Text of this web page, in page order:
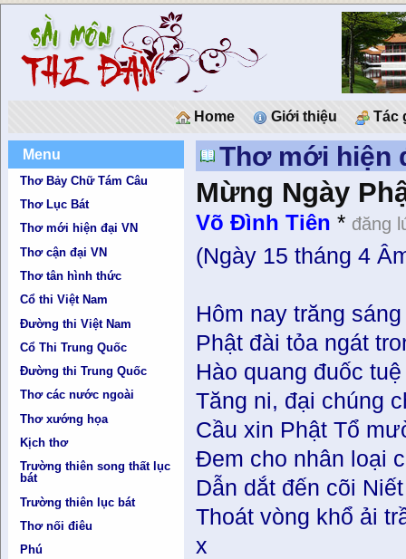
Home Giới thiệu Tác
Menu
Thơ Bảy Chữ Tám Câu
Thơ Lục Bát
Thơ mới hiện đại VN
Thơ cận đại VN
Thơ tân hình thức
Cổ thi Việt Nam
Đường thi Việt Nam
Cổ Thi Trung Quốc
Đường thi Trung Quốc
Thơ các nước ngoài
Thơ xướng họa
Kịch thơ
Trường thiên song thất lục
bát
Trường thiên lục bát
Thơ nối điêu
Phú
Thơ mới hiện
Mừng Ngày
Võ Đình Tiên * đăng
(Ngày 15 tháng 4
Hôm nay trăng
Phật đài tỏa ngát
Hào quang đuốc
Tăng ni, đại chúng
Cầu xin Phật Tổ
Đem cho nhân loại
Dẫn dắt đến cõi
Thoát vòng khổ ải
x